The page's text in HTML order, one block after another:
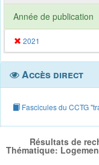
Année de publication
2021
Accès direct
Fascicules du CCTG
Résultats de
Thématique: